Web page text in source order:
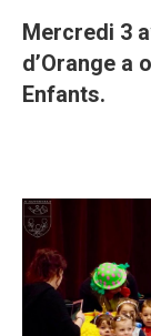
Mercredi 3
d’Orange a
Enfants.